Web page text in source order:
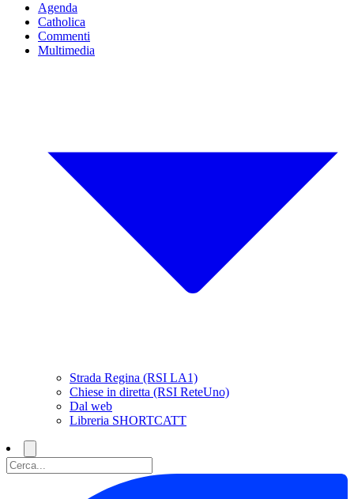
Agenda
Catholica
Commenti
Multimedia
Strada Regina (RSI LA1)
Chiese in diretta (RSI ReteUno)
Dal web
Libreria SHORTCATT